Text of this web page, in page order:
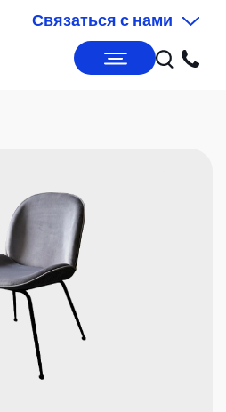
Связаться с нами